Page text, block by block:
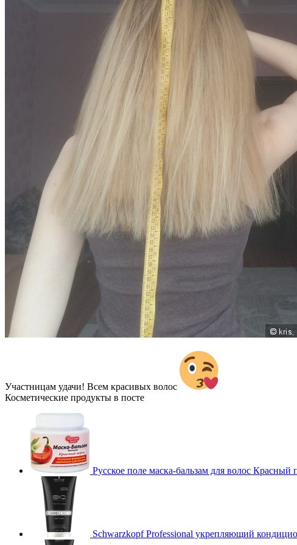
Участницам удачи! Всем красивых волос
Косметические продукты в посте
Русское поле маска-бальзам для волос Красный
Schwarzkopf Professional укрепляющий